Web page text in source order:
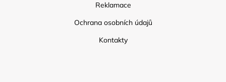
Reklamace
Ochrana osobních údajů
Kontakty